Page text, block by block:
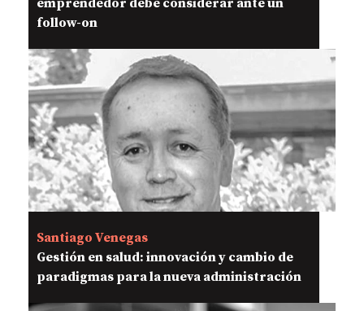
follow-on
Santiago Venegas
Gestión en salud: innovación y cambio de
paradigmas para la nueva administración